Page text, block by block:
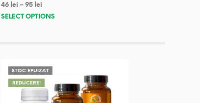
46 lei – 95 lei
SELECT OPTIONS
STOC EPUIZAT
REDUCERE!